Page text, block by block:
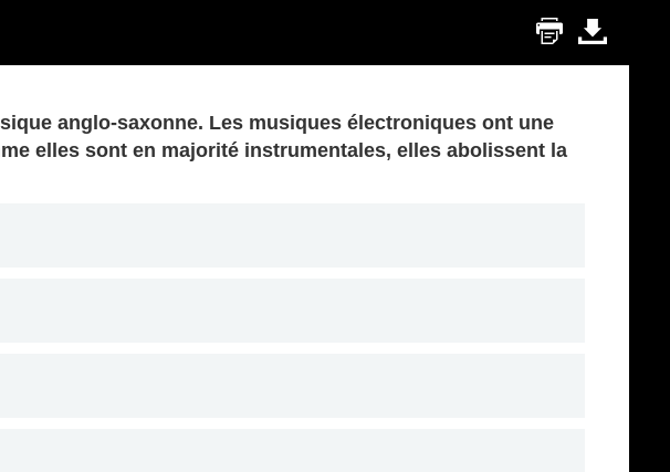
anglo-saxonne. Les musiques électroniques ont une
elles sont en majorité instrumentales, elles abolissent la